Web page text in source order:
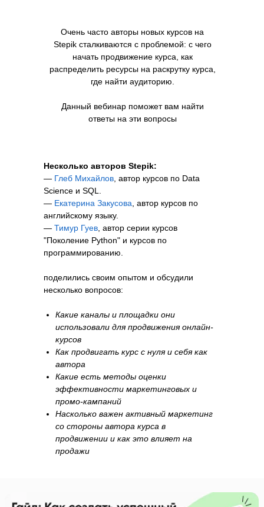
Очень часто авторы новых курсов на
Stepik сталкиваются с проблемой: с чего
начать продвижение курса, как
распределить ресурсы на раскрутку курса,
где найти аудиторию.
Данный вебинар поможет вам найти
ответы на эти вопросы
Несколько авторов Stepik:
— Глеб Михайлов , автор курсов по Data
Science и SQL.
— Екатерина Закусова , автор курсов по
английскому языку.
— Тимур Гуев , автор серии курсов
"Поколение Python" и курсов по
программированию.
поделились своим опытом и обсудили
несколько вопросов:
Какие каналы и площадки они
использовали для продвижения онлайн-
курсов
Как продвигать курс с нуля и себя как
автора
Какие есть методы оценки
эффективности маркетинговых и
промо-кампаний
Насколько важен активный маркетинг
со стороны автора курса в
продвижении и как это влияет на
продажи